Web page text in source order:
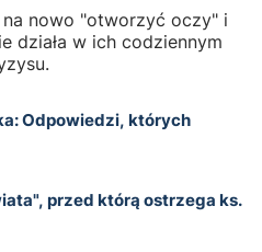
nowo "otworzyć oczy" i
działa w ich codziennym
Odpowiedzi, których
przed którą ostrzega ks.